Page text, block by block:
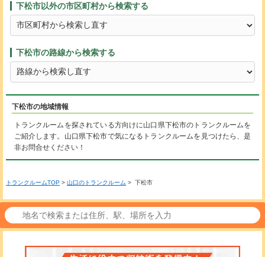
下松市以外の市区町村から検索する
下松市の路線から検索する
下松市の地域情報
トランクルームを探されている方向けに山口県下松市のトランクルームを
ご紹介します。山口県下松市で気になるトランクルームを見つけたら、是
非お問合せください！
トランクルームTOP > 山口のトランクルーム > 下松市